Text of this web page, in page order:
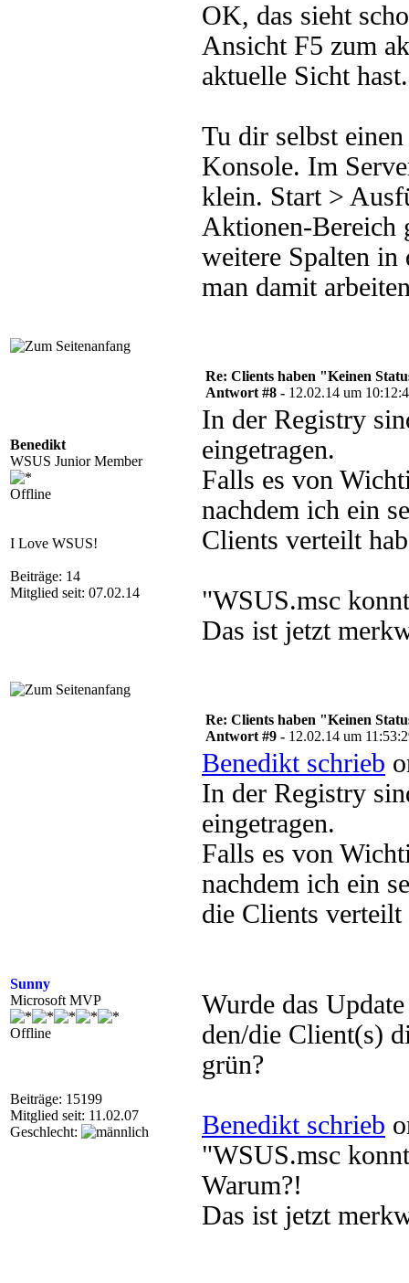
OK, das sieht
Ansicht F5 zum
aktuelle Sicht hast.
Tu dir selbst
Konsole. Im
klein. Start >
Aktionen-Bereich
weitere Spalten in
man damit
Benedikt
WSUS Junior Member
Offline
I Love WSUS!
Beiträge: 14
Mitglied seit: 07.02.14
Re: Clients haben "Keinen
Antwort #8 - 12.02.14 um
In der Registry
eingetragen.
Falls es von
nachdem ich ein
Clients verteilt
"WSUS.msc
Das ist jetzt
Sunny
Microsoft MVP
Offline
Beiträge: 15199
Mitglied seit: 11.02.07
Geschlecht:
Re: Clients haben "Keinen
Antwort #9 - 12.02.14 um
Benedikt schrieb
In der Registry
eingetragen.
Falls es von
nachdem ich ein
die Clients verteilt
Wurde das
den/die Client(s)
grün?
Benedikt schrieb
"WSUS.msc
Warum?!
Das ist jetzt